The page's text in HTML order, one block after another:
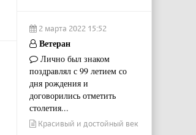
2 марта 2022 15:52
Ветеран
Лично был знаком
поздравлял с 99 летием со
дня рождения и
договорились отметить
столетия...
Красивый и достойный век